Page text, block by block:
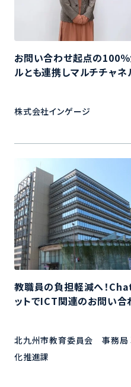
お問い合わせ起点の100
ルとも連携しマルチチャ
株式会社インゲージ
教職員の負担軽減へ！
ットでICT関連のお問い
北九州市教育委員会 事務
化推進課